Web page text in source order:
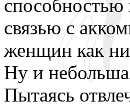
связью с
женщин как
Ну и
Пытаясь